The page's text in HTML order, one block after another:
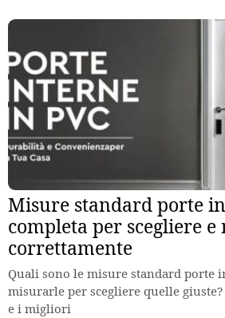
Misure standard porte
completa per scegliere
correttamente
Quali sono le misure standard porte
misurarle per scegliere quelle
e i migliori